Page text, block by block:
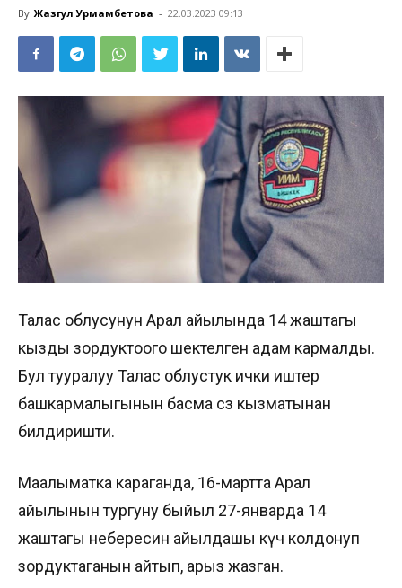
By Жазгул Урмамбетова - 22.03.2023 09:13
Талас облусунун Арал айылында 14 жаштагы
кызды зордуктоого шектелген адам кармалды.
Бул тууралуу Талас облустук ички иштер
башкармалыгынын басма сөз кызматынан
билдиришти.
Маалыматка караганда, 16-мартта Арал
айылынын тургуну быйыл 27-январда 14
жаштагы небересин айылдашы күч колдонуп
зордуктаганын айтып, арыз жазган.